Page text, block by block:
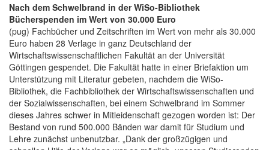
Nach dem Schwelbrand in der WiSo-Bibliothek
Bücherspenden im Wert von 30.000 Euro
(pug) Fachbücher und Zeitschriften im Wert von mehr als 30.000
Euro haben 28 Verlage in ganz Deutschland der
Wirtschaftswissenschaftlichen Fakultät an der Universität
Göttingen gespendet. Die Fakultät hatte in einer Briefaktion um
Unterstützung mit Literatur gebeten, nachdem die WiSo-
Bibliothek, die Fachbibliothek der Wirtschaftswissenschaften und
der Sozialwissenschaften, bei einem Schwelbrand im Sommer
dieses Jahres schwer in Mitleidenschaft gezogen worden ist: Der
Bestand von rund 500.000 Bänden war damit für Studium und
Lehre zunächst unbenutzbar. „Dank der großzügigen und